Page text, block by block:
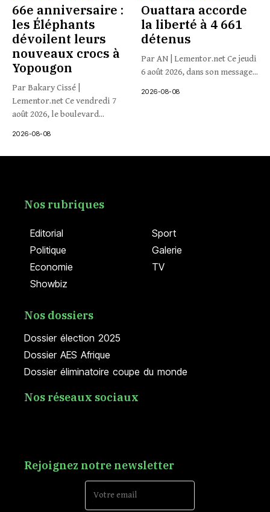
66e anniversaire :
les Éléphants
dévoilent leurs
nouveaux crocs à
Yopougon
Par Bakary Cissé |
Lementor.net Ce vendredi 7
août 2026, le boulevard...
2026-08-08
Ouattara accorde
la liberté à 4 661
détenus
Par AN | Lementor.net Ce jeudi
6 août 2026, dans son message...
2026-08-08
Editorial
Politique
Economie
Showbiz
Sport
Galerie
TV
Nos rubriques
Dossier élection 2025
Dossier AES Afrique
Dossier éliminatoire coupe du monde
Nos dossiers
Nos réseaux sociaux
Rejoignez notre newsletter